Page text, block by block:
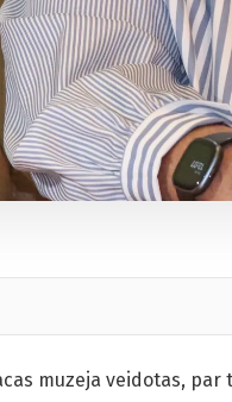
muzeja veidotas,